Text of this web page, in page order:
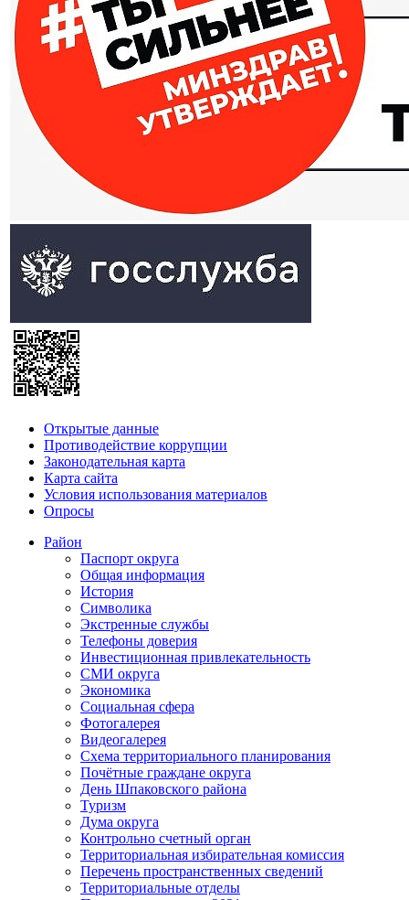
Открытые данные
Противодействие коррупции
Законодательная карта
Карта сайта
Условия использования материалов
Опросы
Район
Паспорт округа
Общая информация
История
Символика
Экстренные службы
Телефоны доверия
Инвестиционная привлекательность
СМИ округа
Экономика
Социальная сфера
Фотогалерея
Видеогалерея
Схема территориального планирования
Почётные граждане округа
День Шпаковского района
Туризм
Дума округа
Контрольно счетный орган
Территориальная избирательная комиссия
Перечень пространственных сведений
Территориальные отделы